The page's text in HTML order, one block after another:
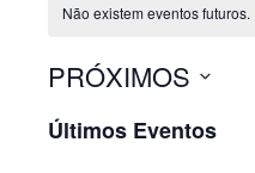
Não existem eventos futuros.
PRÓXIMOS
a
Últimos Eventos